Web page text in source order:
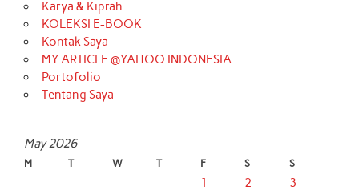
Karya & Kiprah
KOLEKSI E-BOOK
Kontak Saya
MY ARTICLE @YAHOO INDONESIA
Portofolio
Tentang Saya
May 2026
M T W T F S S
1 2 3